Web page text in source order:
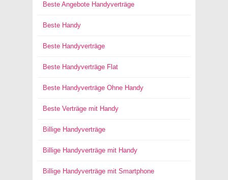
Beste Angebote Handyverträge
Beste Handy
Beste Handyverträge
Beste Handyverträge Flat
Beste Handyverträge Ohne Handy
Beste Verträge mit Handy
Billige Handyverträge
Billige Handyverträge mit Handy
Billige Handyverträge mit Smartphone